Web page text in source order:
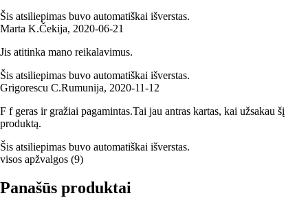
Šis atsiliepimas buvo automatiškai išverstas.
Marta K.Čekija, 2020‑06‑21
Jis atitinka mano reikalavimus.
Šis atsiliepimas buvo automatiškai išverstas.
Grigorescu C.Rumunija, 2020‑11‑12
F f geras ir gražiai pagamintas.Tai jau antras kartas, kai užsakau šį
produktą.
Šis atsiliepimas buvo automatiškai išverstas.
visos apžvalgos (9)
Panašūs produktai